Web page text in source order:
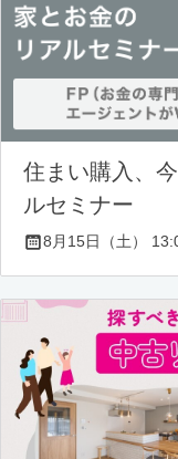
住まい購入、
ルセミナー
8月15日（土）